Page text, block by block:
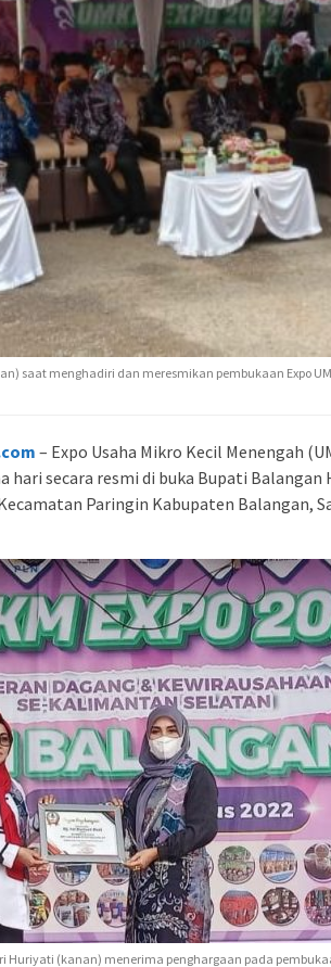
saat menghadiri dan meresmikan pembukaan Expo
– Expo Usaha Mikro Kecil Menengah
secara resmi di buka Bupati Balangan
Paringin Kabupaten Balangan,
Huriyati (kanan) menerima penghargaan pada